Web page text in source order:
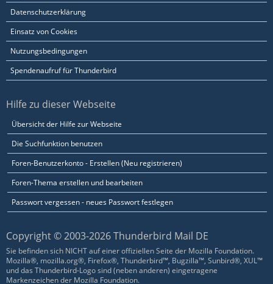
Datenschutzerklärung
Einsatz von Cookies
Nutzungsbedingungen
Spendenaufruf für Thunderbird
Hilfe zu dieser Webseite
Übersicht der Hilfe zur Webseite
Die Suchfunktion benutzen
Foren-Benutzerkonto - Erstellen (Neu registrieren)
Foren-Thema erstellen und bearbeiten
Passwort vergessen - neues Passwort festlegen
Copyright © 2003-2026 Thunderbird Mail DE
Sie befinden sich NICHT auf einer offiziellen Seite der Mozilla Foundation.
Mozilla®, mozilla.org®, Firefox®, Thunderbird™, Bugzilla™, Sunbird®, XUL™
und das Thunderbird-Logo sind (neben anderen) eingetragene
Markenzeichen der Mozilla Foundation.